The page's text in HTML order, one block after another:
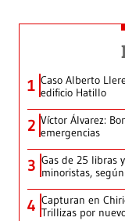
1 Caso Alberto
edificio Hatillo
2 Víctor Álvarez:
emergencias
3 Gas de 25 libras
minoristas,
4 Capturan en
Trillizas por